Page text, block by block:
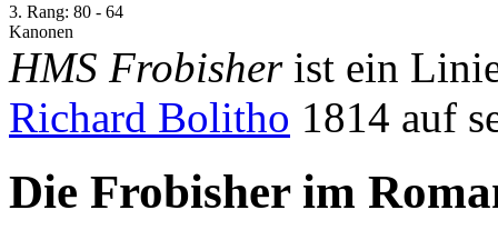
3. Rang: 80 - 64
Kanonen
HMS Frobisher ist ein
Richard Bolitho 1814 auf
Die Frobisher im